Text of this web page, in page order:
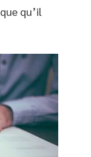
qu’il